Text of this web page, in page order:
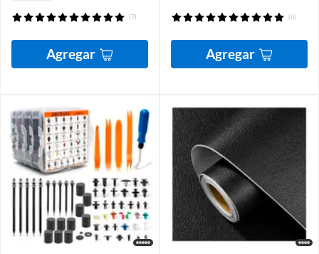
(7)
Agregar
(6)
Agregar